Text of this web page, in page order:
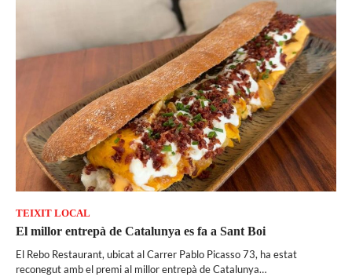
TEIXIT LOCAL
El millor entrepà de Catalunya es fa a Sant Boi
El Rebo Restaurant, ubicat al Carrer Pablo Picasso 73, ha estat
reconegut amb el premi al millor entrepà de Catalunya…